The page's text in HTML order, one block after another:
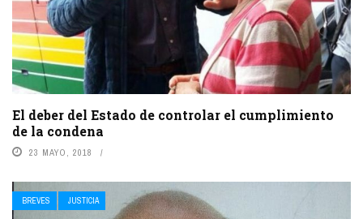
El deber del Estado de controlar el cumplimiento
de la condena
23 MAYO, 2018
BREVES JUSTICIA